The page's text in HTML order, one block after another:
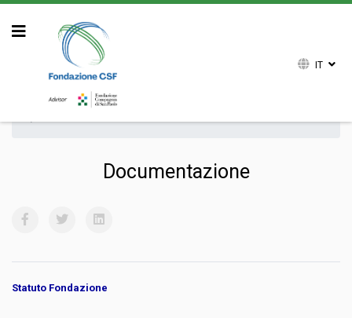
IT
Sei qui:Home Attività
Documentazione
Statuto Fondazione